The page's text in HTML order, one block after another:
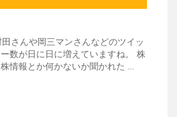
さんや岡三マンさんなどのツイッ
数が日に日に増えていますね。 株
情報とか何かないか聞かれた ...